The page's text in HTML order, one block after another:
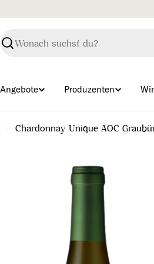
Suchen
Produzenten
Chardonnay Unique AOC